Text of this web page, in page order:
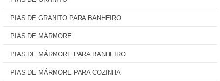
PIAS DE GRANITO PARA BANHEIRO
PIAS DE MÁRMORE
PIAS DE MÁRMORE PARA BANHEIRO
PIAS DE MÁRMORE PARA COZINHA